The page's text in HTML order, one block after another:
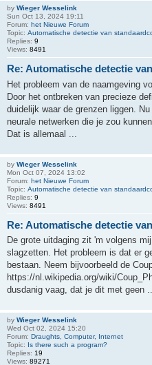
by Wieger Wesselink
Sun Oct 13, 2024 19:11
Forum: het Nieuwe Forum
Topic: Automatische detectie van
Replies: 9
Views: 8491
Re: Automatische detectie
Het probleem van de naamgeving
Door het ontbreken van precieze
duidelijk waar de grenzen liggen.
neurale netwerken die je zou
Dat is allemaal ...
by Wieger Wesselink
Mon Oct 07, 2024 13:02
Forum: het Nieuwe Forum
Topic: Automatische detectie van
Replies: 9
Views: 8491
Re: Automatische detectie
De grote uitdaging zit 'm volgens
slagzetten. Het probleem is dat er
bestaan. Neem bijvoorbeeld de
https://nl.wikipedia.org/wiki/
dusdanig vaag, dat je dit met geen
by Wieger Wesselink
Wed Oct 02, 2024 15:20
Forum: Draughts, Computer, Internet
Topic:
Is there such a program?
Replies: 19
Views: 89271